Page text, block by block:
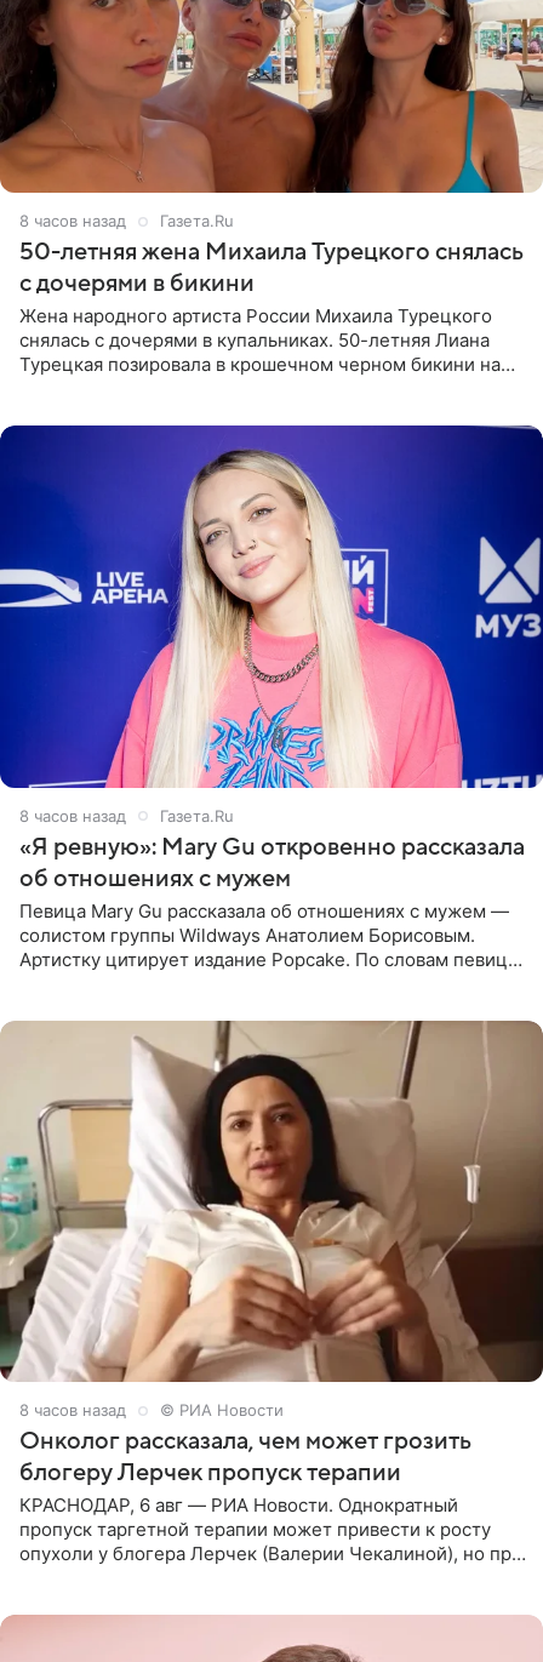
8 часов назад Газета.Ru
50-летняя жена Михаила Турецкого снялась
с дочерями в бикини
Жена народного артиста России Михаила Турецкого
снялась с дочерями в купальниках. 50-летняя Лиана
Турецкая позировала в крошечном черном бикини на
8 часов назад Газета.Ru
«Я ревную»: Mary Gu откровенно рассказала
об отношениях с мужем
Певица Mary Gu рассказала об отношениях с мужем —
солистом группы Wildways Анатолием Борисовым.
Артистку цитирует издание Popcake. По словам певицы,
8 часов назад © РИА Новости
Онколог рассказала, чем может грозить
блогеру Лерчек пропуск терапии
КРАСНОДАР, 6 авг — РИА Новости. Однократный
пропуск таргетной терапии может привести к росту
опухоли у блогера Лерчек (Валерии Чекалиной), но при